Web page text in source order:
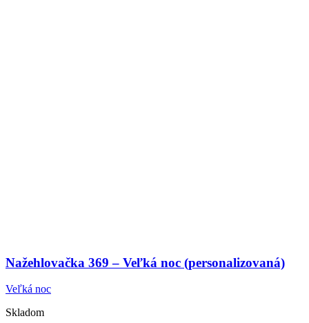
Nažehlovačka 369 – Veľká noc (personalizovaná)
Veľká noc
Skladom